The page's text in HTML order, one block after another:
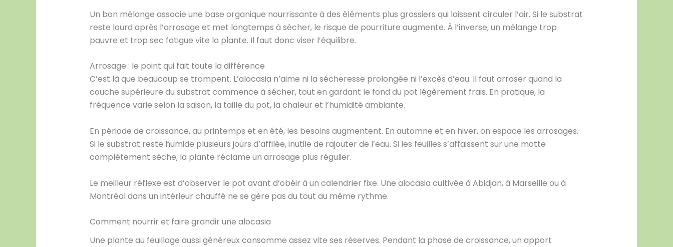
Un bon mélange associe une base organique nourrissante à des éléments plus grossiers qui laissent circuler l’air. Si le substrat
reste lourd après l’arrosage et met longtemps à sécher, le risque de pourriture augmente. À l’inverse, un mélange trop
pauvre et trop sec fatigue vite la plante. Il faut donc viser l’équilibre.
Arrosage : le point qui fait toute la différence
C’est là que beaucoup se trompent. L’alocasia n’aime ni la sécheresse prolongée ni l’excès d’eau. Il faut arroser quand la
couche supérieure du substrat commence à sécher, tout en gardant le fond du pot légèrement frais. En pratique, la
fréquence varie selon la saison, la taille du pot, la chaleur et l’humidité ambiante.
En période de croissance, au printemps et en été, les besoins augmentent. En automne et en hiver, on espace les arrosages.
Si le substrat reste humide plusieurs jours d’affilée, inutile de rajouter de l’eau. Si les feuilles s’affaissent sur une motte
complètement sèche, la plante réclame un arrosage plus régulier.
Le meilleur réflexe est d’observer le pot avant d’obéir à un calendrier fixe. Une alocasia cultivée à Abidjan, à Marseille ou à
Montréal dans un intérieur chauffé ne se gère pas du tout au même rythme.
Comment nourrir et faire grandir une alocasia
Une plante au feuillage aussi généreux consomme assez vite ses réserves. Pendant la phase de croissance, un apport